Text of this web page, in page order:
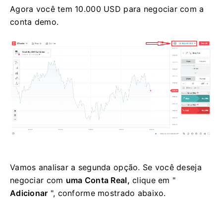
Agora você tem 10.000 USD para negociar com a
conta demo.
Vamos analisar a segunda opção. Se você deseja
negociar com uma Conta Real, clique em "
Adicionar ", conforme mostrado abaixo.